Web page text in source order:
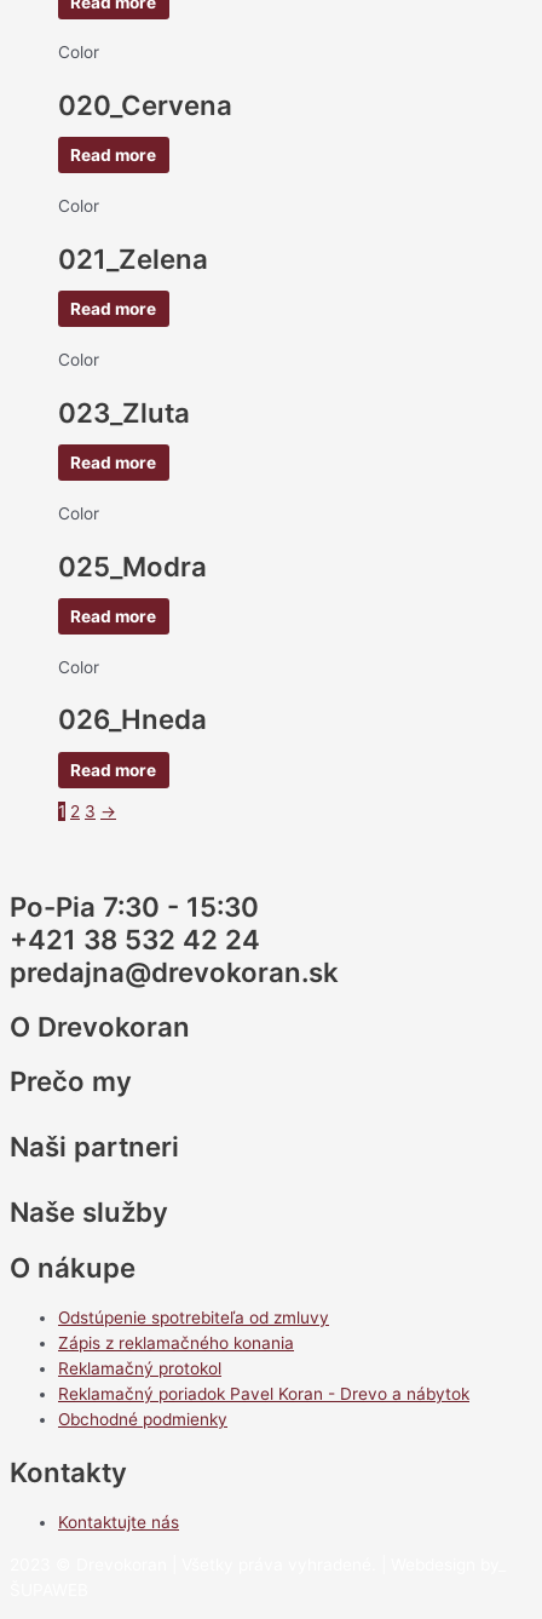
Color
020_Cervena
Read more
Color
021_Zelena
Read more
Color
023_Zluta
Read more
Color
025_Modra
Read more
Color
026_Hneda
Read more
1 2 3 →
Po-Pia 7:30 - 15:30
+421 38 532 42 24
predajna@drevokoran.sk
O Drevokoran
Prečo my
Naši partneri
Naše služby
O nákupe
Odstúpenie spotrebiteľa od zmluvy
Zápis z reklamačného konania
Reklamačný protokol
Reklamačný poriadok Pavel Koran - Drevo a nábytok
Obchodné podmienky
Kontakty
Kontaktujte nás